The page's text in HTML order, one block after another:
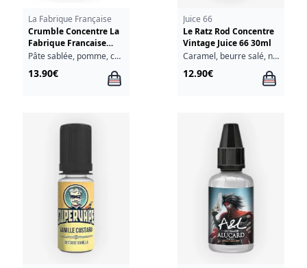
La Fabrique Française
Crumble Concentre La
Fabrique Francaise
30ml
Pâte sablée, pomme, cassonade
13.90€
Juice 66
Le Ratz Rod Concentre
Vintage Juice 66 30ml
Caramel, beurre salé, noix de pécan, biscuit
12.90€